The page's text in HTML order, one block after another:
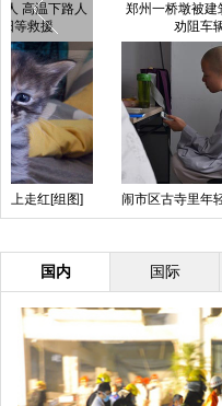
佛山河里现2.5米巨鳄 与69老人搏
广东汕头：七千小学生争名校 马
路因送考车辆堵成停车场
国内 国际